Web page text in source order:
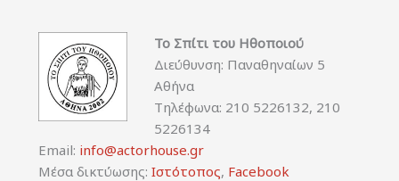
Το Σπίτι του Ηθοποιού
Διεύθυνση: Παναθηναίων 5
Αθήνα
Τηλέφωνα: 210 5226132, 210
5226134
Email: info@actorhouse.gr
Μέσα δικτύωσης: Ιστότοπος, Facebook